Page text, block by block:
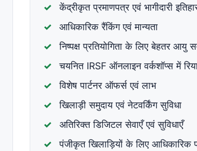
केंद्रीकृत प्रमाणपत्र एवं भागीदारी
आधिकारिक रैंकिंग एवं मान्यता
निष्पक्ष प्रतियोगिता के लिए बेहतर आयु
चयनित IRSF ऑनलाइन वर्कशॉप्स में
विशेष पार्टनर ऑफर्स एवं लाभ
खिलाड़ी समुदाय एवं नेटवर्किंग सुविधा
अतिरिक्त डिजिटल सेवाएँ एवं सुविधाएँ
पंजीकृत खिलाड़ियों के लिए आधिकारिक
City/Town / शहर *